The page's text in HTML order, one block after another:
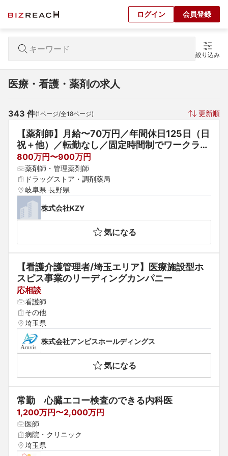
ログイン 会員登録
絞り込み
医療・看護・薬剤の求人
343 件(1ページ/全18ページ) 更新順
【薬剤師】月給〜70万円／年間休日125日（日
祝＋他）／転勤なし／固定時間制でワークライ
フバランス◎
800万円〜900万円
薬剤師・管理薬剤師
ドラッグストア・調剤薬局
岐阜県 長野県
株式会社KZY
気になる
【看護介護管理者/埼玉エリア】医療施設型ホ
スピス事業のリーディングカンパニー
応相談
看護師
その他
埼玉県
株式会社アンビスホールディングス
気になる
常勤　心臓エコー検査のできる内科医
1,200万円〜2,000万円
医師
病院・クリニック
埼玉県